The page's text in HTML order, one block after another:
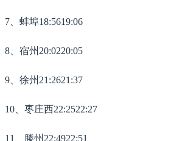
7、蚌埠18:5619:06
8、宿州20:0220:05
9、徐州21:2621:37
10、枣庄西22:2522:27
11、滕州22:4922:51